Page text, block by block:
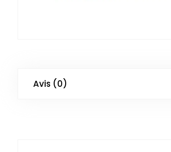
Avis (0)